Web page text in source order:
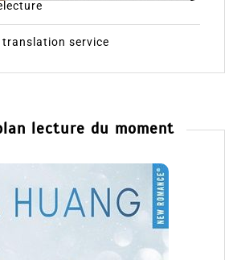
translation service
lecture du moment